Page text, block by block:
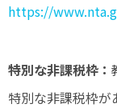
https://
特別な非課税枠：
特別な非課税枠